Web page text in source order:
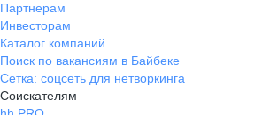
Партнерам
Инвесторам
Каталог компаний
Поиск по вакансиям в Байбеке
Сетка: соцсеть для нетворкинга
Соискателям